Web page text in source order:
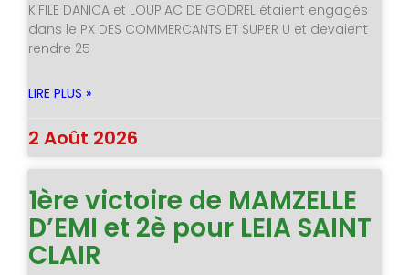
KIFILE DANICA et LOUPIAC DE GODREL étaient engagés
dans le PX DES COMMERCANTS ET SUPER U et devaient
rendre 25
LIRE PLUS »
2 Août 2026
1ère victoire de MAMZELLE
D’EMI et 2è pour LEIA SAINT
CLAIR